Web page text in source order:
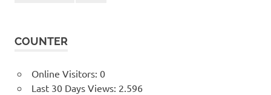
COUNTER
Online Visitors: 0
Last 30 Days Views: 2.596